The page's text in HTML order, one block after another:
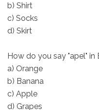
b) Shirt
c) Socks
d) Skirt
How do you say "apel" in
a) Orange
b) Banana
c) Apple
d) Grapes